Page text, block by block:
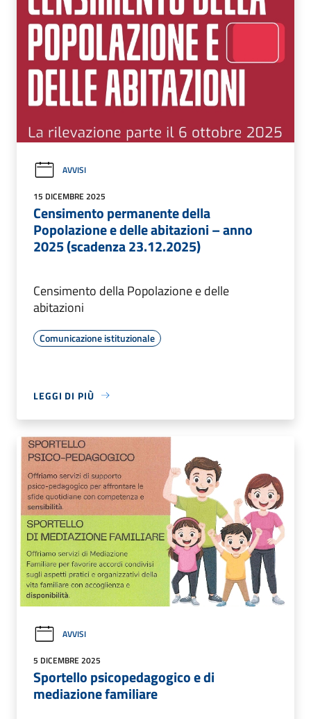
AVVISI
15 DICEMBRE 2025
Censimento permanente della
Popolazione e delle abitazioni – anno
2025 (scadenza 23.12.2025)
Censimento della Popolazione e delle
abitazioni
Comunicazione istituzionale
LEGGI DI PIÙ
AVVISI
5 DICEMBRE 2025
Sportello psicopedagogico e di
mediazione familiare